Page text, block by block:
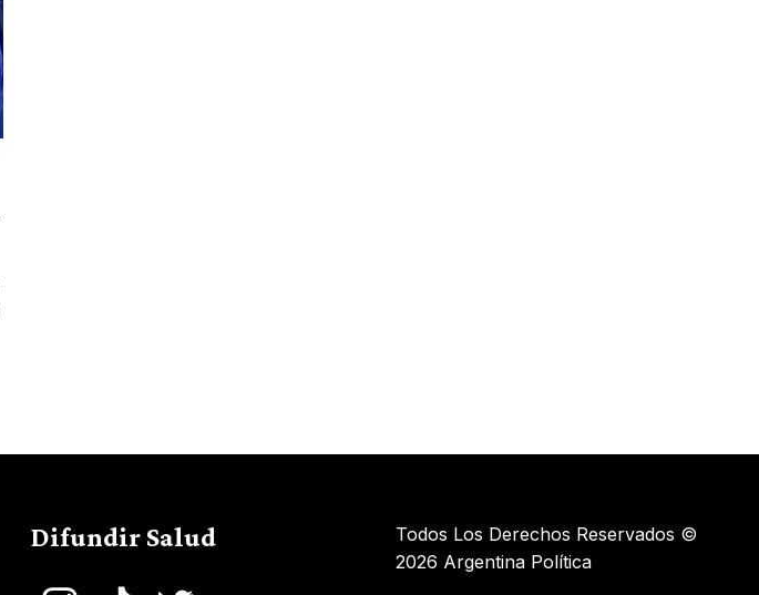
Difundir Salud
Todos Los Derechos Reservados ©
2026 Argentina Política